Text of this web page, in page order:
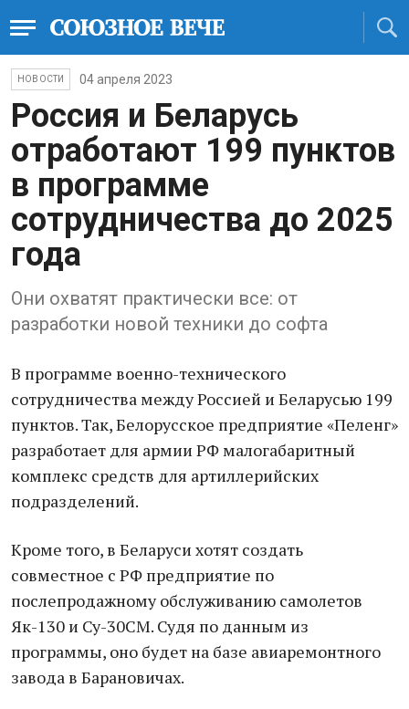
НОВОСТИ 04 апреля 2023
Россия и Беларусь
отработают 199 пунктов
в программе
сотрудничества до 2025
года
Они охватят практически все: от
разработки новой техники до софта
В программе военно-технического
сотрудничества между Россией и Беларусью 199
пунктов. Так, Белорусское предприятие «Пеленг»
разработает для армии РФ малогабаритный
комплекс средств для артиллерийских
подразделений.
Кроме того, в Беларуси хотят создать
совместное с РФ предприятие по
послепродажному обслуживанию самолетов
Як-130 и Су-30СМ. Судя по данным из
программы, оно будет на базе авиаремонтного
завода в Барановичах.